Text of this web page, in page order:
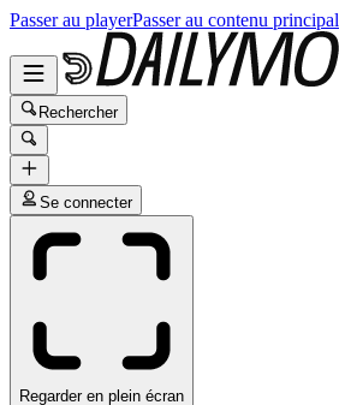
Passer au playerPasser au contenu principal
Rechercher
Se connecter
Regarder en plein écran